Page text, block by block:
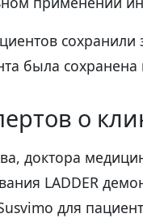
была
о
доктора
LADDER
для